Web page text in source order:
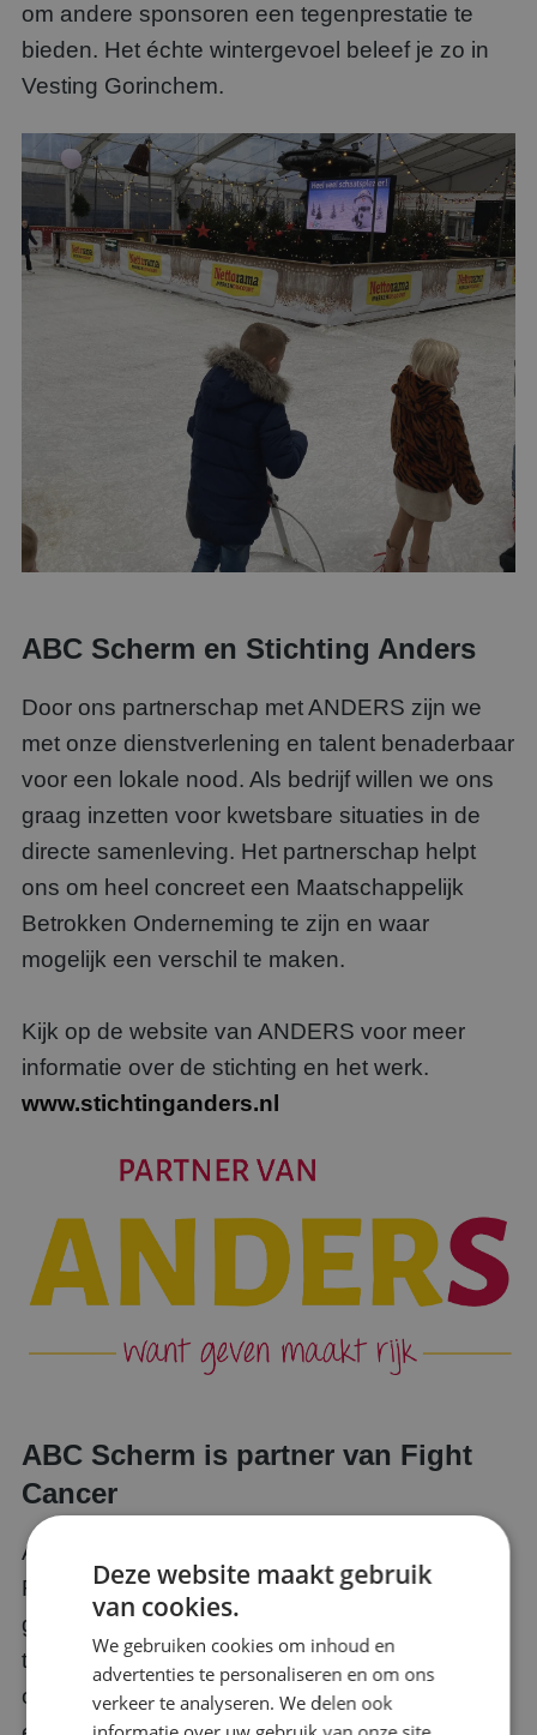
om andere sponsoren een tegenprestatie te
bieden. Het échte wintergevoel beleef je zo in
Vesting Gorinchem.
ABC Scherm en Stichting Anders
Door ons partnerschap met ANDERS zijn we
met onze dienstverlening en talent benaderbaar
voor een lokale nood. Als bedrijf willen we ons
graag inzetten voor kwetsbare situaties in de
directe samenleving. Het partnerschap helpt
ons om heel concreet een Maatschappelijk
Betrokken Onderneming te zijn en waar
mogelijk een verschil te maken.
Kijk op de website van ANDERS voor meer
informatie over de stichting en het werk.
www.stichtinganders.nl
ABC Scherm is partner van Fight
Cancer
ABC Scherm steunt de visie en missie van
Fight Cancer op alle vlakken. Fight Cancer kan
gebruik maken, tegen zeer sterk gereduceerde
tarieven, van de know-how van ABC Scherm,
onze LED Schermen, contentcreatie,
Deze website maakt gebruik
van cookies.
We gebruiken cookies om inhoud en
advertenties te personaliseren en om ons
verkeer te analyseren. We delen ook